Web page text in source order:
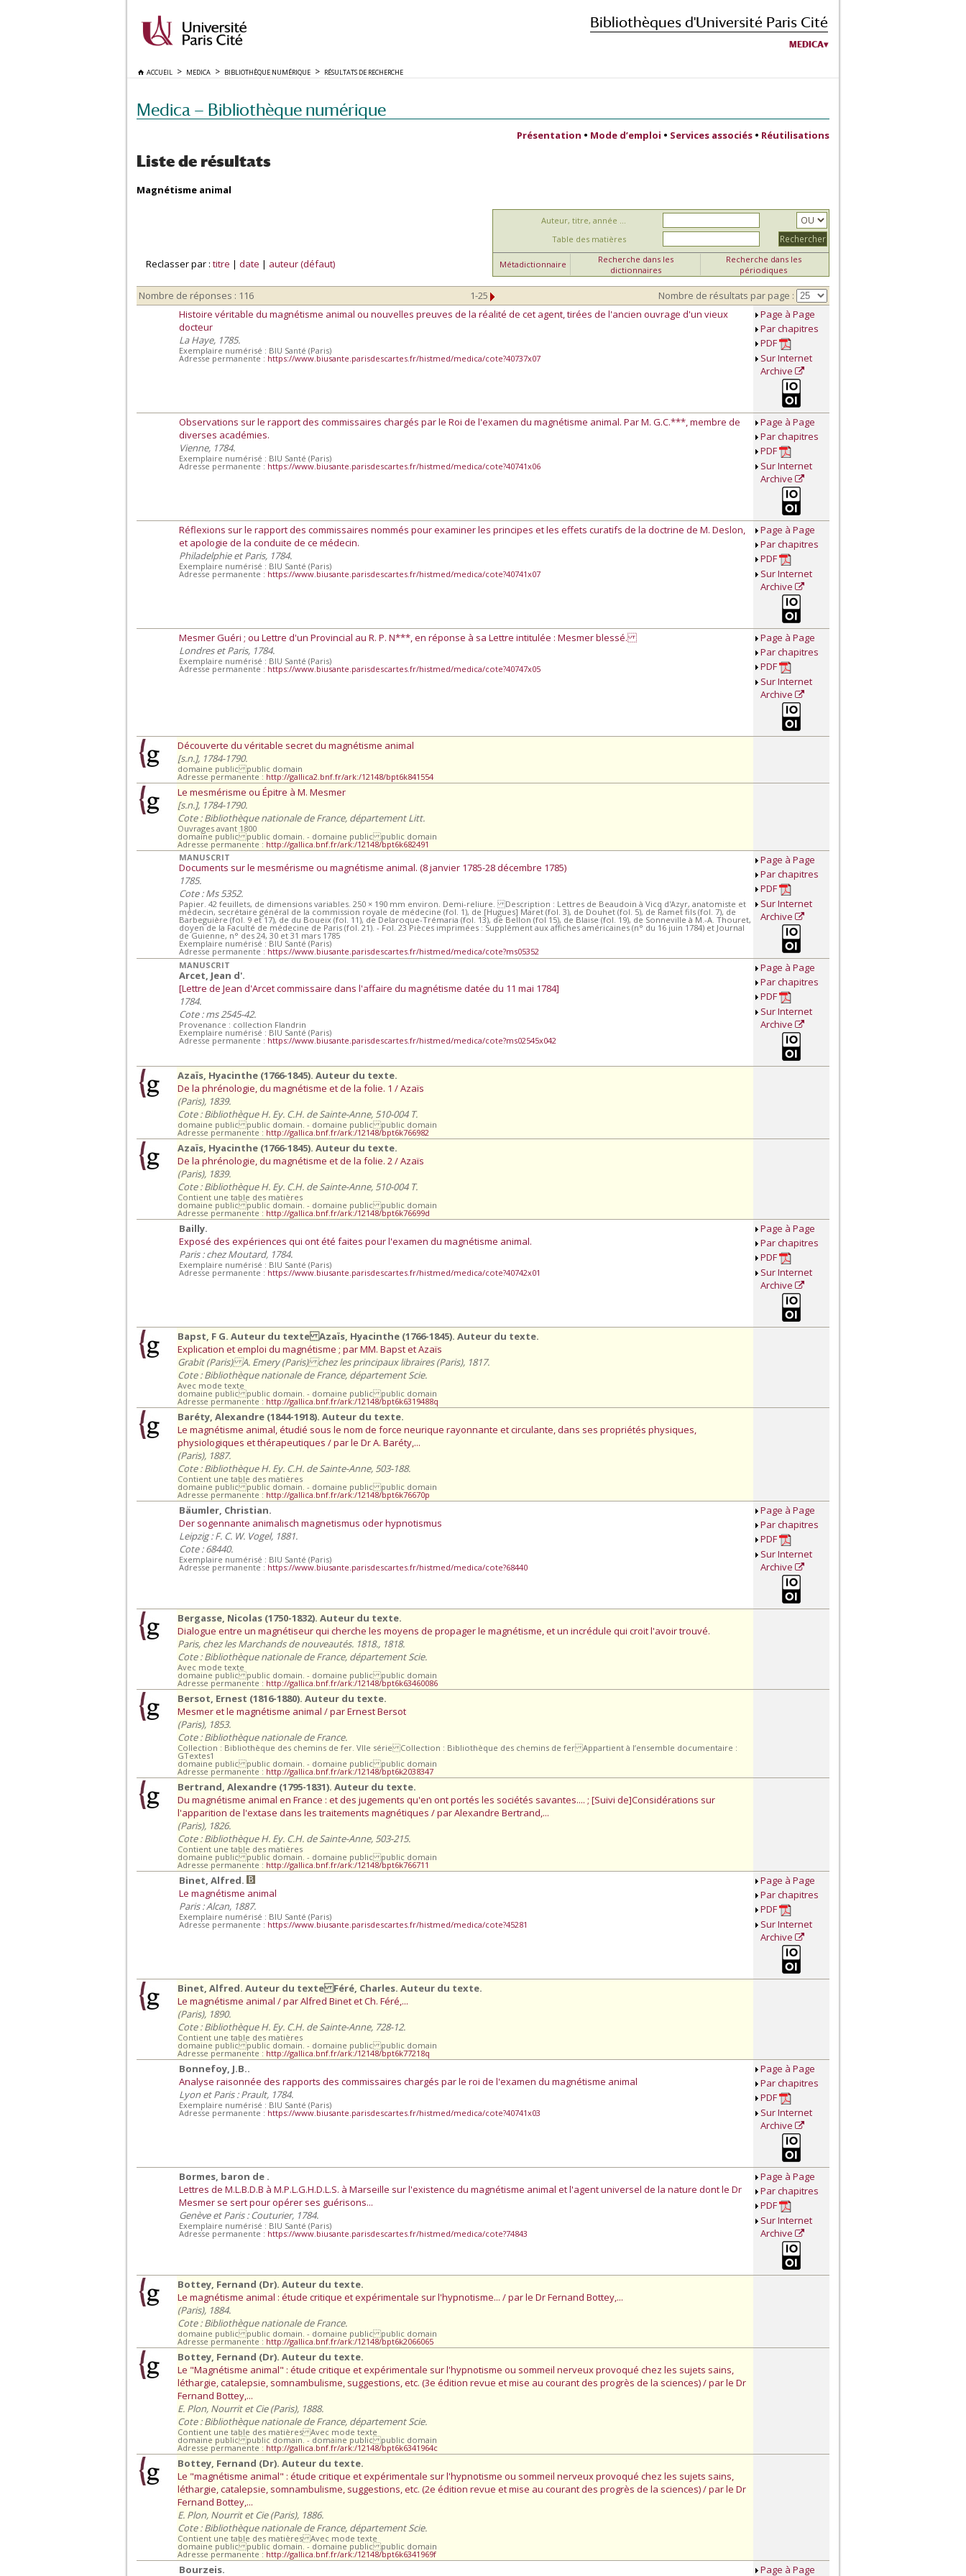
Bibliothèques d'Université Paris Cité
MEDICA
ACCUEIL MEDICA BIBLIOTHÈQUE NUMÉRIQUE RÉSULTATS DE RECHERCHE
Medica — Bibliothèque numérique
Présentation • Mode d’emploi • Services associés • Réutilisations
Liste de résultats
Magnétisme animal
Reclasser par : titre | date | auteur (défaut)
Auteur, titre, année ...
Table des matières
Métadictionnaire
Recherche dans les
dictionnaires
Recherche dans les
périodiques
Nombre de réponses : 116 1-25
Nombre de résultats par page :
Histoire véritable du magnétisme animal ou nouvelles preuves de la réalité de cet agent, tirées de l'ancien ouvrage d'un vieux
docteur
La Haye, 1785.
Exemplaire numérisé : BIU Santé (Paris)
Adresse permanente : https://www.biusante.parisdescartes.fr/histmed/medica/cote?40737x07
Page à Page
Par chapitres
PDF
Sur Internet
Archive
Observations sur le rapport des commissaires chargés par le Roi de l'examen du magnétisme animal. Par M. G.C.***, membre de
diverses académies.
Vienne, 1784.
Exemplaire numérisé : BIU Santé (Paris)
Adresse permanente : https://www.biusante.parisdescartes.fr/histmed/medica/cote?40741x06
Page à Page
Par chapitres
PDF
Sur Internet
Archive
Réflexions sur le rapport des commissaires nommés pour examiner les principes et les effets curatifs de la doctrine de M. Deslon,
et apologie de la conduite de ce médecin.
Philadelphie et Paris, 1784.
Exemplaire numérisé : BIU Santé (Paris)
Adresse permanente : https://www.biusante.parisdescartes.fr/histmed/medica/cote?40741x07
Page à Page
Par chapitres
PDF
Sur Internet
Archive
Mesmer Guéri ; ou Lettre d'un Provincial au R. P. N***, en réponse à sa Lettre intitulée : Mesmer blessé.
Londres et Paris, 1784.
Exemplaire numérisé : BIU Santé (Paris)
Adresse permanente : https://www.biusante.parisdescartes.fr/histmed/medica/cote?40747x05
Page à Page
Par chapitres
PDF
Sur Internet
Archive
Découverte du véritable secret du magnétisme animal
[s.n.], 1784-1790.
domaine public public domain
Adresse permanente : http://gallica2.bnf.fr/ark:/12148/bpt6k841554
Le mesmérisme ou Épitre à M. Mesmer
[s.n.], 1784-1790.
Cote : Bibliothèque nationale de France, département Litt.
Ouvrages avant 1800
domaine public public domain. - domaine public public domain
Adresse permanente : http://gallica.bnf.fr/ark:/12148/bpt6k682491
MANUSCRIT
Documents sur le mesmérisme ou magnétisme animal. (8 janvier 1785-28 décembre 1785)
1785.
Cote : Ms 5352.
Papier. 42 feuillets, de dimensions variables. 250 × 190 mm environ. Demi-reliure. Description : Lettres de Beaudoin à Vicq d'Azyr, anatomiste et
médecin, secrétaire général de la commission royale de médecine (fol. 1), de [Hugues] Maret (fol. 3), de Douhet (fol. 5), de Ramet fils (fol. 7), de
Barbeguière (fol. 9 et 17), de du Boueix (fol. 11), de Delaroque-Trémaria (fol. 13), de Bellon (fol 15), de Blaise (fol. 19), de Sonneville à M.-A. Thouret,
doyen de la Faculté de médecine de Paris (fol. 21). - Fol. 23 Pièces imprimées : Supplément aux affiches américaines (n° du 16 juin 1784) et Journal
de Guienne, n° des 24, 30 et 31 mars 1785
Exemplaire numérisé : BIU Santé (Paris)
Adresse permanente : https://www.biusante.parisdescartes.fr/histmed/medica/cote?ms05352
Page à Page
Par chapitres
PDF
Sur Internet
Archive
MANUSCRIT
Arcet, Jean d'.
[Lettre de Jean d'Arcet commissaire dans l'affaire du magnétisme datée du 11 mai 1784]
1784.
Cote : ms 2545-42.
Provenance : collection Flandrin
Exemplaire numérisé : BIU Santé (Paris)
Adresse permanente : https://www.biusante.parisdescartes.fr/histmed/medica/cote?ms02545x042
Page à Page
Par chapitres
PDF
Sur Internet
Archive
Azaïs, Hyacinthe (1766-1845). Auteur du texte.
De la phrénologie, du magnétisme et de la folie. 1 / Azaïs
(Paris), 1839.
Cote : Bibliothèque H. Ey. C.H. de Sainte-Anne, 510-004 T.
domaine public public domain. - domaine public public domain
Adresse permanente : http://gallica.bnf.fr/ark:/12148/bpt6k766982
Azaïs, Hyacinthe (1766-1845). Auteur du texte.
De la phrénologie, du magnétisme et de la folie. 2 / Azaïs
(Paris), 1839.
Cote : Bibliothèque H. Ey. C.H. de Sainte-Anne, 510-004 T.
Contient une table des matières
domaine public public domain. - domaine public public domain
Adresse permanente : http://gallica.bnf.fr/ark:/12148/bpt6k76699d
Bailly.
Exposé des expériences qui ont été faites pour l'examen du magnétisme animal.
Paris : chez Moutard, 1784.
Exemplaire numérisé : BIU Santé (Paris)
Adresse permanente : https://www.biusante.parisdescartes.fr/histmed/medica/cote?40742x01
Page à Page
Par chapitres
PDF
Sur Internet
Archive
Bapst, F G. Auteur du texte Azaïs, Hyacinthe (1766-1845). Auteur du texte.
Explication et emploi du magnétisme ; par MM. Bapst et Azaïs
Grabit (Paris) A. Emery (Paris) chez les principaux libraires (Paris), 1817.
Cote : Bibliothèque nationale de France, département Scie.
Avec mode texte
domaine public public domain. - domaine public public domain
Adresse permanente : http://gallica.bnf.fr/ark:/12148/bpt6k6319488q
Baréty, Alexandre (1844-1918). Auteur du texte.
Le magnétisme animal, étudié sous le nom de force neurique rayonnante et circulante, dans ses propriétés physiques,
physiologiques et thérapeutiques / par le Dr A. Baréty,...
(Paris), 1887.
Cote : Bibliothèque H. Ey. C.H. de Sainte-Anne, 503-188.
Contient une table des matières
domaine public public domain. - domaine public public domain
Adresse permanente : http://gallica.bnf.fr/ark:/12148/bpt6k76670p
Bäumler, Christian.
Der sogennante animalisch magnetismus oder hypnotismus
Leipzig : F. C. W. Vogel, 1881.
Cote : 68440.
Exemplaire numérisé : BIU Santé (Paris)
Adresse permanente : https://www.biusante.parisdescartes.fr/histmed/medica/cote?68440
Page à Page
Par chapitres
PDF
Sur Internet
Archive
Bergasse, Nicolas (1750-1832). Auteur du texte.
Dialogue entre un magnétiseur qui cherche les moyens de propager le magnétisme, et un incrédule qui croit l'avoir trouvé.
Paris, chez les Marchands de nouveautés. 1818., 1818.
Cote : Bibliothèque nationale de France, département Scie.
Avec mode texte
domaine public public domain. - domaine public public domain
Adresse permanente : http://gallica.bnf.fr/ark:/12148/bpt6k63460086
Bersot, Ernest (1816-1880). Auteur du texte.
Mesmer et le magnétisme animal / par Ernest Bersot
(Paris), 1853.
Cote : Bibliothèque nationale de France.
Collection : Bibliothèque des chemins de fer. VIIe série Collection : Bibliothèque des chemins de fer Appartient à l’ensemble documentaire :
GTextes1
domaine public public domain. - domaine public public domain
Adresse permanente : http://gallica.bnf.fr/ark:/12148/bpt6k2038347
Bertrand, Alexandre (1795-1831). Auteur du texte.
Du magnétisme animal en France : et des jugements qu'en ont portés les sociétés savantes.... ; [Suivi de]Considérations sur
l'apparition de l'extase dans les traitements magnétiques / par Alexandre Bertrand,...
(Paris), 1826.
Cote : Bibliothèque H. Ey. C.H. de Sainte-Anne, 503-215.
Contient une table des matières
domaine public public domain. - domaine public public domain
Adresse permanente : http://gallica.bnf.fr/ark:/12148/bpt6k766711
Binet, Alfred.
Le magnétisme animal
Paris : Alcan, 1887.
Exemplaire numérisé : BIU Santé (Paris)
Adresse permanente : https://www.biusante.parisdescartes.fr/histmed/medica/cote?45281
Page à Page
Par chapitres
PDF
Sur Internet
Archive
Binet, Alfred. Auteur du texte Féré, Charles. Auteur du texte.
Le magnétisme animal / par Alfred Binet et Ch. Féré,...
(Paris), 1890.
Cote : Bibliothèque H. Ey. C.H. de Sainte-Anne, 728-12.
Contient une table des matières
domaine public public domain. - domaine public public domain
Adresse permanente : http://gallica.bnf.fr/ark:/12148/bpt6k77218q
Bonnefoy, J.B..
Analyse raisonnée des rapports des commissaires chargés par le roi de l'examen du magnétisme animal
Lyon et Paris : Prault, 1784.
Exemplaire numérisé : BIU Santé (Paris)
Adresse permanente : https://www.biusante.parisdescartes.fr/histmed/medica/cote?40741x03
Page à Page
Par chapitres
PDF
Sur Internet
Archive
Bormes, baron de .
Lettres de M.L.B.D.B à M.P.L.G.H.D.L.S. à Marseille sur l'existence du magnétisme animal et l'agent universel de la nature dont le Dr
Mesmer se sert pour opérer ses guérisons...
Genève et Paris : Couturier, 1784.
Exemplaire numérisé : BIU Santé (Paris)
Adresse permanente : https://www.biusante.parisdescartes.fr/histmed/medica/cote?74843
Page à Page
Par chapitres
PDF
Sur Internet
Archive
Bottey, Fernand (Dr). Auteur du texte.
Le magnétisme animal : étude critique et expérimentale sur l'hypnotisme... / par le Dr Fernand Bottey,...
(Paris), 1884.
Cote : Bibliothèque nationale de France.
domaine public public domain. - domaine public public domain
Adresse permanente : http://gallica.bnf.fr/ark:/12148/bpt6k2066065
Bottey, Fernand (Dr). Auteur du texte.
Le "Magnétisme animal" : étude critique et expérimentale sur l'hypnotisme ou sommeil nerveux provoqué chez les sujets sains,
léthargie, catalepsie, somnambulisme, suggestions, etc. (3e édition revue et mise au courant des progrès de la sciences) / par le Dr
Fernand Bottey,...
E. Plon, Nourrit et Cie (Paris), 1888.
Cote : Bibliothèque nationale de France, département Scie.
Contient une table des matières Avec mode texte
domaine public public domain. - domaine public public domain
Adresse permanente : http://gallica.bnf.fr/ark:/12148/bpt6k6341964c
Bottey, Fernand (Dr). Auteur du texte.
Le "magnétisme animal" : étude critique et expérimentale sur l'hypnotisme ou sommeil nerveux provoqué chez les sujets sains,
léthargie, catalepsie, somnambulisme, suggestions, etc. (2e édition revue et mise au courant des progrès de la sciences) / par le Dr
Fernand Bottey,...
E. Plon, Nourrit et Cie (Paris), 1886.
Cote : Bibliothèque nationale de France, département Scie.
Contient une table des matières Avec mode texte
domaine public public domain. - domaine public public domain
Adresse permanente : http://gallica.bnf.fr/ark:/12148/bpt6k6341969f
Bourzeis.
Page à Page